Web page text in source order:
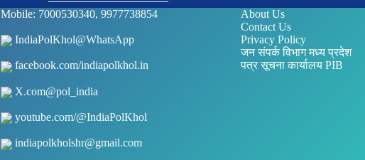
Mobile: 7000530340, 9977738854
IndiaPolKhol@WhatsApp
facebook.com/indiapolkhol.in
X.com@pol_india
youtube.com/@IndiaPolKhol
indiapolkholshr@gmail.com
About Us
Contact Us
Privacy Policy
जन संपर्क विभाग मध्य प्रदेश
पत्र सूचना कार्यालय PIB